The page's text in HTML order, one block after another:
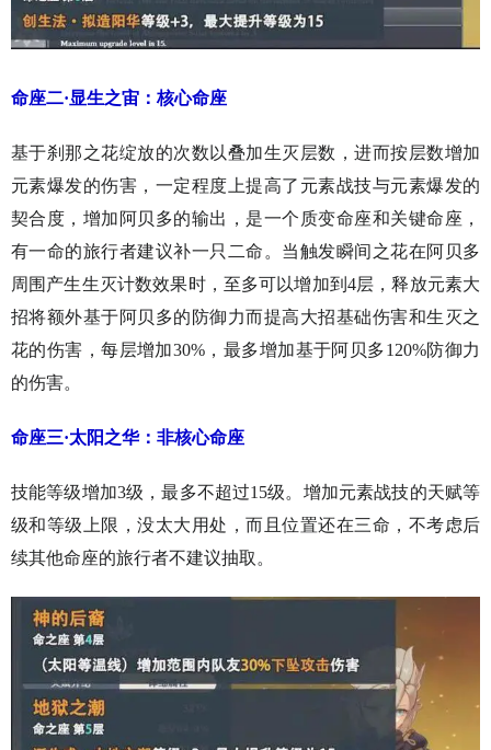
命座二·显生之宙：核心命座
基于刹那之花绽放的次数以叠加生灭层数，进而按层数增加
元素爆发的伤害，一定程度上提高了元素战技与元素爆发的
契合度，增加阿贝多的输出，是一个质变命座和关键命座，
有一命的旅行者建议补一只二命。当触发瞬间之花在阿贝多
周围产生生灭计数效果时，至多可以增加到4层，释放元素大
招将额外基于阿贝多的防御力而提高大招基础伤害和生灭之
花的伤害，每层增加30%，最多增加基于阿贝多120%防御力
的伤害。
命座三·太阳之华：非核心命座
技能等级增加3级，最多不超过15级。增加元素战技的天赋等
级和等级上限，没太大用处，而且位置还在三命，不考虑后
续其他命座的旅行者不建议抽取。